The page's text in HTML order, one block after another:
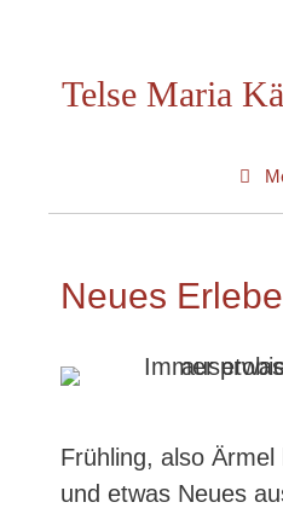
springenTelse Maria
Neues
Frühling, also
und etwas Neues